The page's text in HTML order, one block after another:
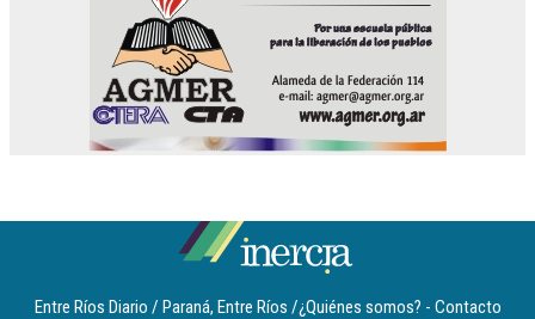
Entre Ríos Diario / Paraná, Entre Ríos /¿Quiénes somos? - Contacto